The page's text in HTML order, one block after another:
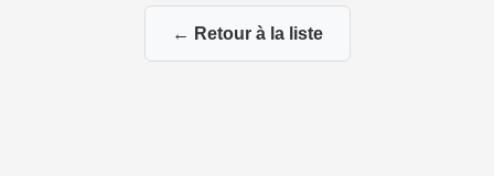
← Retour à la liste